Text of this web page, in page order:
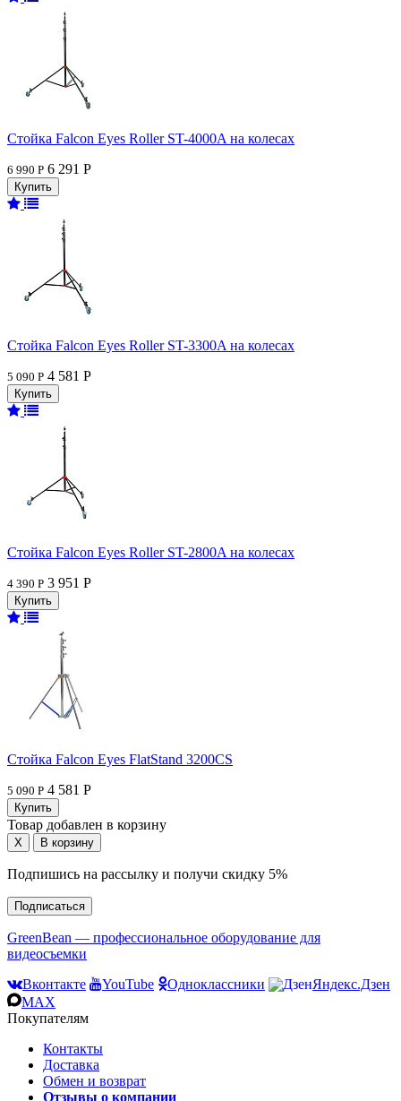
Стойка Falcon Eyes Roller ST-4000A на колесах
6 990 Р 6 291 Р
Стойка Falcon Eyes Roller ST-3300A на колесах
5 090 Р 4 581 Р
Стойка Falcon Eyes Roller ST-2800A на колесах
4 390 Р 3 951 Р
Стойка Falcon Eyes FlatStand 3200CS
5 090 Р 4 581 Р
Товар добавлен в корзину
Подпишись на рассылку и получи скидку 5%
Подписаться
GreenBean — профессиональное оборудование для
видеосъемки
Вконтакте
YouTube Одноклассники
Яндекс.Дзен
MAX
Покупателям
Контакты
Доставка
Обмен и возврат
Отзывы о компании